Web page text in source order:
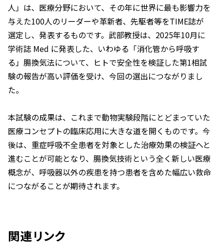
人」は、医療分野において、その年に世界に最も影響力を
与えた100人のリーダーや革新者、先駆者等をTIME誌が
選定し、発表するものです。武部教授は、2025年10月に
学術誌 Med に発表した、いわゆる「消化管から呼吸す
る」腸換気法について、ヒトで安全性を検証した第1相試
験の報告が高い評価を受け、今回の選出につながりまし
た。
本試験の成果は、これまで動物実験段階にとどまっていた
医療コンセプトの臨床応用に大きな道を開くものです。今
後は、重症呼吸不全患者を対象とした治療効果の検証へと
進むことが可能となり、腸換気技術という全く新しい医療
概念が、呼吸器以外の疾患を持つ患者を含めた幅広い救命
につながることが期待されます。
関連リンク